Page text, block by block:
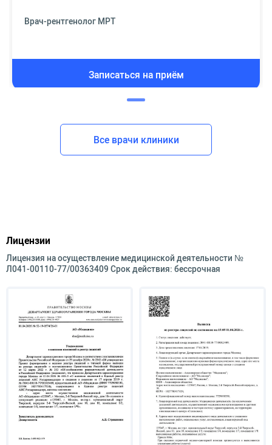
Врач-рентгенолог МРТ
Записаться на приём
Все врачи клиники
Лицензии
Лицензия на осуществление медицинской деятельности №
Л041-00110-77/00363409 Срок действия: бессрочная